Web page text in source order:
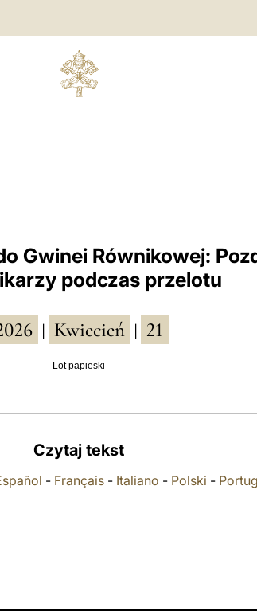
Gwinei Równikowej:
podczas przelotu
Kwiecień 21
Lot papieski
Czytaj tekst
- Français- Italiano - Polski -